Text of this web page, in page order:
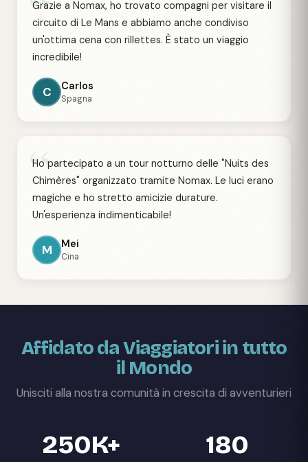
Grazie a Nomax, ho trovato compagni per visitare il
circuito di Le Mans e abbiamo anche condiviso
un'ottima cena con rillettes. È stato un viaggio
incredibile!
C Carlos
Spagna
“
Ho partecipato a un tour notturno delle "Nuits des
Chimères" organizzato tramite Nomax. Le luci erano
magiche e ho stretto amicizie durature.
Un'esperienza indimenticabile!
M Mei
Cina
Affidato da Viaggiatori in tutto
il Mondo
Unisciti alla nostra comunità in crescita di avventurieri
250K+ 180